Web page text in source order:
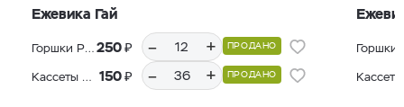
Ежевика Гай
Горшки Р9, 12 шт.250₽ – + ПРОДАНО
Кассеты Р36, 36 шт. 150₽ – + ПРОДАНО